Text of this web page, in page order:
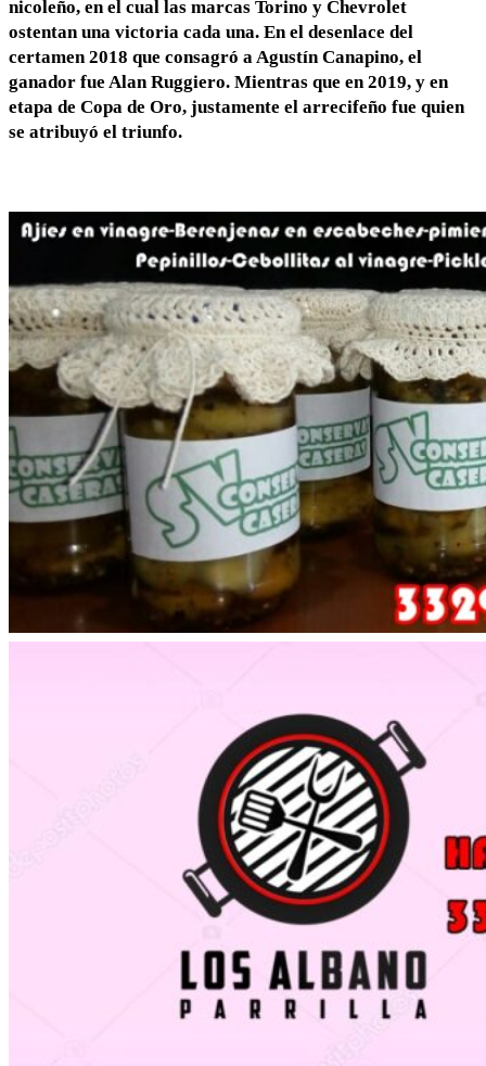
nicoleño, en el cual las marcas Torino y Chevrolet
ostentan una victoria cada una. En el desenlace del
certamen 2018 que consagró a Agustín Canapino, el
ganador fue Alan Ruggiero. Mientras que en 2019, y en
etapa de Copa de Oro, justamente el arrecifeño fue quien
se atribuyó el triunfo.